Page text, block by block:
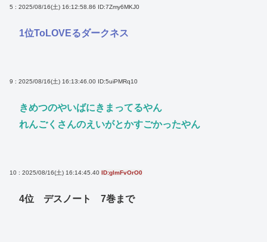
5 : 2025/08/16(土) 16:12:58.86 ID:7Zmy6MKJ0
1位ToLOVEるダークネス
9 : 2025/08/16(土) 16:13:46.00 ID:5uiPMRq10
きめつのやいばにきまってるやん
れんごくさんのえいがとかすごかったやん
10 : 2025/08/16(土) 16:14:45.40 ID:glmFvOrO0
4位 デスノート 7巻まで